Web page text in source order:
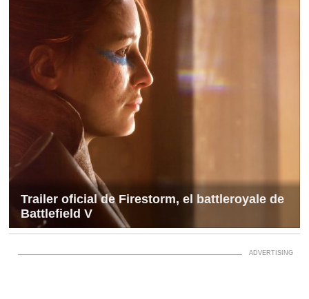
Trailer oficial de Firestorm, el battleroyale de
Battlefield V